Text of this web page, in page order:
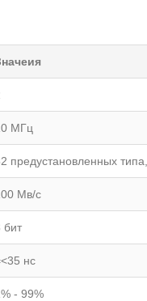
МГц
предустановленных
Мв/с
бит
нс
- 99%